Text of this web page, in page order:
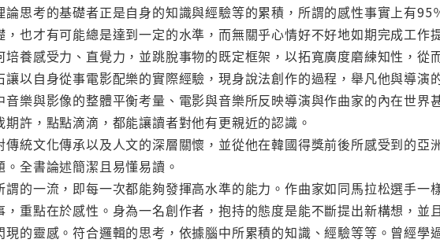
思考的基礎者正是自身的知識與經驗等的累積，所謂的感性事實上有95
，也才有可能總是達到一定的水準，而無關乎心情好不好地如期完成工作
培養感受力、直覺力，並跳脫事物的既定框架，以拓寬廣度磨練知性，從
讓以自身從事電影配樂的實際經驗，現身說法創作的過程，舉凡他與導演
音樂與影像的整體平衡考量、電影與音樂所反映導演與作曲家的內在世界
許，點點滴滴，都能讓讀者對他有更親近的認識。
傳統文化傳承以及人文的深層關懷，並從他在韓國得獎前後所感受到的亞
全書論述簡潔且易懂易讀。
謂的一流，即每一次都能夠發揮高水準的能力。作曲家如同馬拉松選手一
，重點在於感性。身為一名創作者，抱持的態度是能不斷提出新構想，並
現的靈感。符合邏輯的思考，依據腦中所累積的知識、經驗等等。曾經學